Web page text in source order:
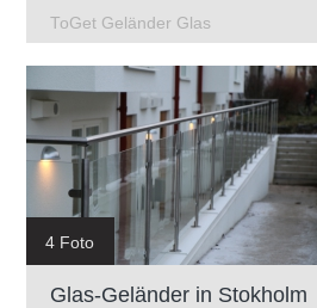
ToGet Geländer Glas
4 Foto
Glas-Geländer in Stokholm